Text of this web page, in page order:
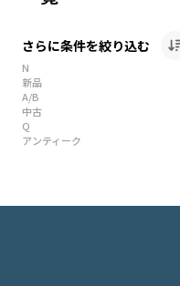
さらに条件を絞り込む
N
新品
A/B
中古
Q
アンティーク